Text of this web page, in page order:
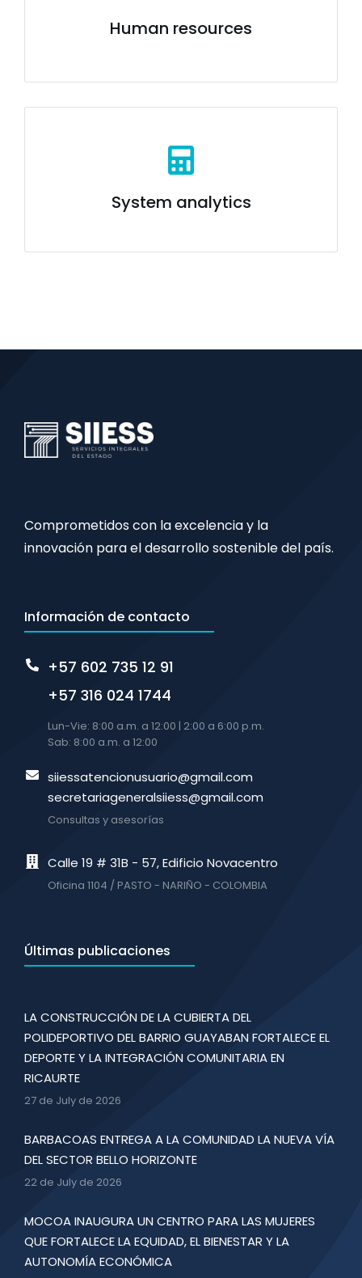
Human resources
System analytics
Comprometidos con la excelencia y la
innovación para el desarrollo sostenible del país.
Información de contacto
+57 602 735 12 91
+57 316 024 1744
Lun-Vie: 8:00 a.m. a 12:00 | 2:00 a 6:00 p.m.
Sab: 8:00 a.m. a 12:00
siiessatencionusuario@gmail.com
secretariageneralsiiess@gmail.com
Consultas y asesorías
Calle 19 # 31B - 57, Edificio Novacentro
Oficina 1104 / PASTO - NARIÑO - COLOMBIA
Últimas publicaciones
LA CONSTRUCCIÓN DE LA CUBIERTA DEL
POLIDEPORTIVO DEL BARRIO GUAYABAN FORTALECE EL
DEPORTE Y LA INTEGRACIÓN COMUNITARIA EN
RICAURTE
27 de July de 2026
BARBACOAS ENTREGA A LA COMUNIDAD LA NUEVA VÍA
DEL SECTOR BELLO HORIZONTE
22 de July de 2026
MOCOA INAUGURA UN CENTRO PARA LAS MUJERES
QUE FORTALECE LA EQUIDAD, EL BIENESTAR Y LA
AUTONOMÍA ECONÓMICA